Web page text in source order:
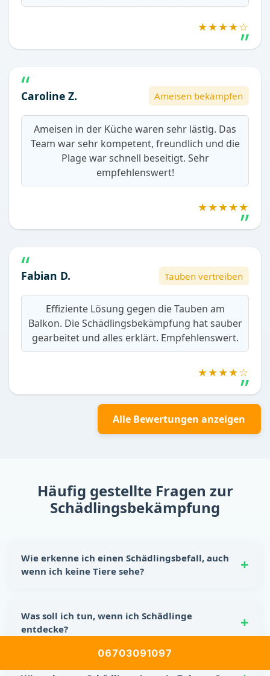
★★★★☆
Caroline Z. Ameisen bekämpfen
Ameisen in der Küche waren sehr lästig. Das
Team war sehr kompetent, freundlich und die
Plage war schnell beseitigt. Sehr
empfehlenswert!
★★★★★
Fabian D. Tauben vertreiben
Effiziente Lösung gegen die Tauben am
Balkon. Die Schädlingsbekämpfung hat sauber
gearbeitet und alles erklärt. Empfehlenswert.
★★★★☆
Alle Bewertungen anzeigen
Häufig gestellte Fragen zur
Schädlingsbekämpfung
Wie erkenne ich einen Schädlingsbefall, auch
wenn ich keine Tiere sehe?
Wänden oder Schränken sowie unangenehme Gerüche.
Auch beschädigte Lebensmittelverpackungen sind ein
Hinweis auf einen möglichen Befall.
Was soll ich tun, wenn ich Schädlinge
entdecke?
Reagiere sofort! Lebensmittel sicher verstauen, Ritzen
06703091097